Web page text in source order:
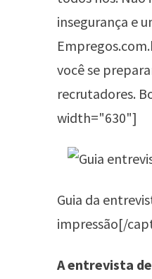
insegurança e
você se
recrutadores.
width="630"]
Guia da
impressão[/
A entrevista